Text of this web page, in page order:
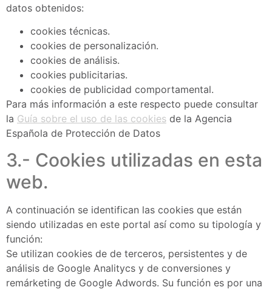
datos obtenidos:
cookies técnicas.
cookies de personalización.
cookies de análisis.
cookies publicitarias.
cookies de publicidad comportamental.
Para más información a este respecto puede consultar
la Guía sobre el uso de las cookies de la Agencia
Española de Protección de Datos
3.- Cookies utilizadas en esta
web.
A continuación se identifican las cookies que están
siendo utilizadas en este portal así como su tipología y
función:
Se utilizan cookies de de terceros, persistentes y de
análisis de Google Analitycs y de conversiones y
remárketing de Google Adwords. Su función es por una